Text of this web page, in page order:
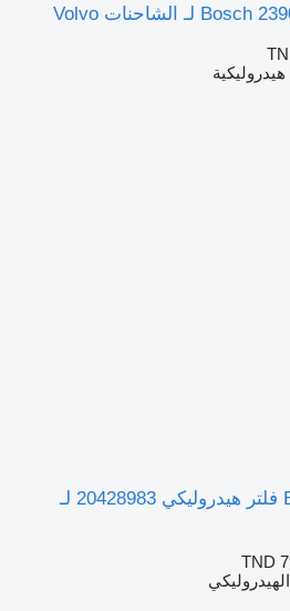
المرشح الهيدروليكي Bosch فلتر هيدروليكي 20428983 لـ
TND